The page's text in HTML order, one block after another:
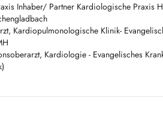
up
Therapy Consultation
Inhaber/ Partner Kardiologische Praxis
Kardiopulmonologische Klinik-
Kardiologie - Evangelisches